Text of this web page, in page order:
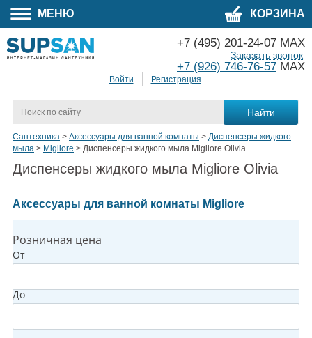
МЕНЮ КОРЗИНА
Войти Регистрация
+7 (495) 201-24-07 MAX
+7 (926) 746-76-57 MAX
Заказать звонок
Сантехника > Аксессуары для ванной комнаты > Диспенсеры жидкого
мыла > Migliore > Диспенсеры жидкого мыла Migliore Olivia
Диспенсеры жидкого мыла Migliore Olivia
Аксессуары для ванной комнаты Migliore
Розничная цена
От
До